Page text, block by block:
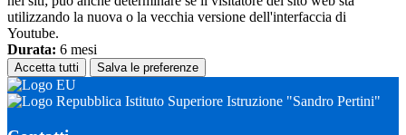
utilizzando la nuova o la vecchia versione dell'interfaccia di
Youtube.
Durata: 6 mesi
Accetta tutti Salva le preferenze
Istituto Superiore Istruzione "Sandro Pertini"